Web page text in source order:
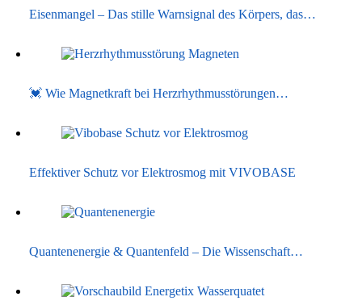
Eisenmangel – Das stille Warnsignal des Körpers, das…
💓 Wie Magnetkraft bei Herzrhythmusstörungen…
Effektiver Schutz vor Elektrosmog mit VIVOBASE
Quantenenergie & Quantenfeld – Die Wissenschaft…